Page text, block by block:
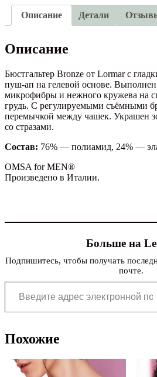
Описание Детали
Описание
Бюстгальтер Bronze от Lormar с
пуш-ап на гелевой основе. Выполнен
микрофибры и нежного кружева на
грудь. С регулируемыми съёмными
перемычкой между чашек. Украшен
со стразами.
Состав: 76% — полиамид, 24% —
OMSA for MEN®
Произведено в Италии.
Больше на
Подпишитесь, чтобы получать
почте.
Введите адрес электронной почты…
Похожие